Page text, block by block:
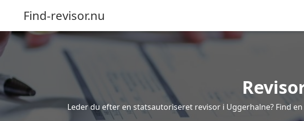
Find-revisor.nu
Leder du efter en statsautoriseret revisor i Uggerhalne? Find